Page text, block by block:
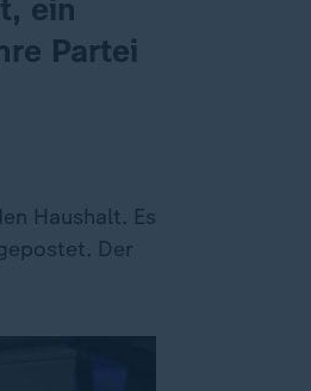
ein
Partei
Haushalt. Es
Der